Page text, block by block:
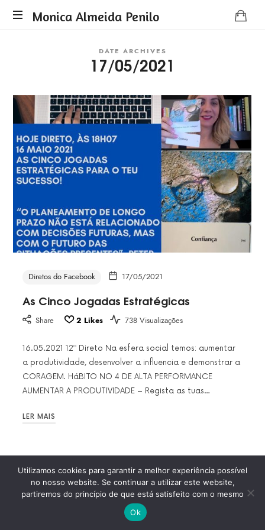
Monica
Monica Almeida Penilo
DATE ARCHIVES
17/05/2021
Diretos do Facebook 17/05/2021
As Cinco Jogadas Estratégicas
Share 2 Likes 738 Visualizações
16.05.2021 12º Direto Na esfera social temos: aumentar
a produtividade, desenvolver a influencia e demonstrar a
CORAGEM. HáBITO NO 4 DE ALTA PERFORMANCE
AUMENTAR A PRODUTIVIDADE – Regista as tuas…
LER MAIS
2020 Monica Almeida Penilo – NIF: 218594232 – Todos Direitos
Reservados
Utilizamos cookies para garantir a melhor experiência possível
no nosso website. Se continuar a utilizar este website,
partiremos do princípio de que está satisfeito com o mesmo
Ok